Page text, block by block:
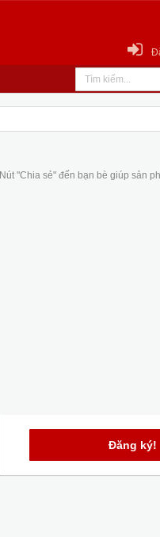
Nút "Chia sẻ" đến bạn bè giúp sản
Đăng ký!